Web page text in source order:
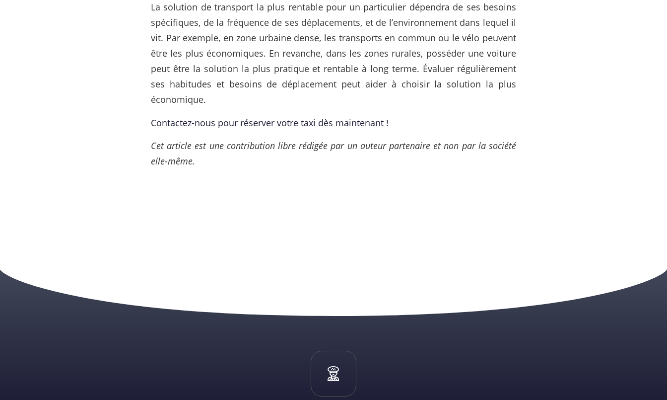
La solution de transport la plus rentable pour un particulier dépendra de ses besoins
spécifiques, de la fréquence de ses déplacements, et de l’environnement dans lequel il
vit. Par exemple, en zone urbaine dense, les transports en commun ou le vélo peuvent
être les plus économiques. En revanche, dans les zones rurales, posséder une voiture
peut être la solution la plus pratique et rentable à long terme. Évaluer régulièrement
ses habitudes et besoins de déplacement peut aider à choisir la solution la plus
économique.
Contactez-nous pour réserver votre taxi dès maintenant !
Cet article est une contribution libre rédigée par un auteur partenaire et non par la société
elle-même.